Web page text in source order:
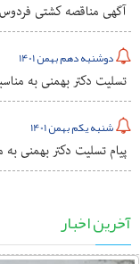
آگهی مناقصه کشتی
دوشنبه دهم بهمن 1401
تسلیت دکتر بهمنی به
شنبه یکم بهمن 1401
پیام تسلیت دکتر بهمنی
آخرین اخبار